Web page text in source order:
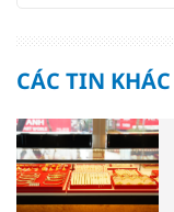
CÁC TIN KHÁC